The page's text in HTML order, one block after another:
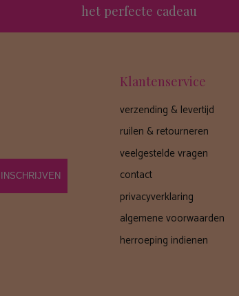
het perfecte cadeau
INSCHRIJVEN
Klantenservice
verzending & levertijd
ruilen & retourneren
veelgestelde vragen
contact
privacyverklaring
algemene voorwaarden
herroeping indienen